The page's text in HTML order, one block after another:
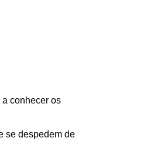
conhecer os
se despedem de